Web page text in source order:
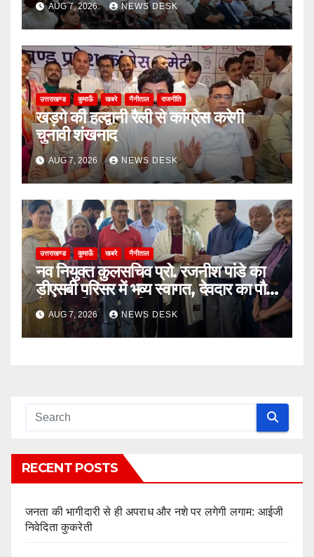
AUG 7, 2026 NEWS DESK
उत्तराखण्ड कुमाऊँ खबरे नैनीताल राजनीति
खड़गे की हल्द्वानी रैली से कांग्रेस करेगी
चुनावी शंखनाद
AUG 7, 2026 NEWS DESK
उत्तराखण्ड कुमाऊँ खबरे नैनीताल
नव नियुक्त कुलसचिव प्रो. रजनीश पांडे का
डीएसबी परिसर में भव्य स्वागत, देवदार का पौधा
भेंट कर किया सम्मानित
AUG 7, 2026 NEWS DESK
RECENT POSTS
जनता की भागीदारी से ही अपराध और नशे पर लगेगी लगाम: आईजी
निवेदिता कुकरेती